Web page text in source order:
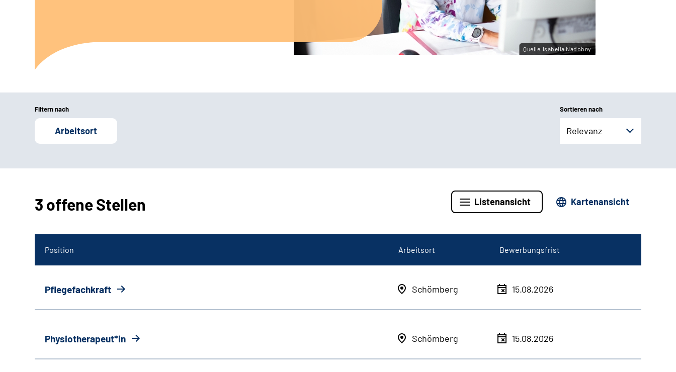
Quelle:Isabella Nadobny
Filtern nach
Arbeitsort
Sortieren nach
Relevanz
3 offene Stellen Listenansicht Kartenansicht
Position Arbeitsort Bewerbungsfrist
Pflegefachkraft Schömberg 15.08.2026
Physiotherapeut*in Schömberg 15.08.2026